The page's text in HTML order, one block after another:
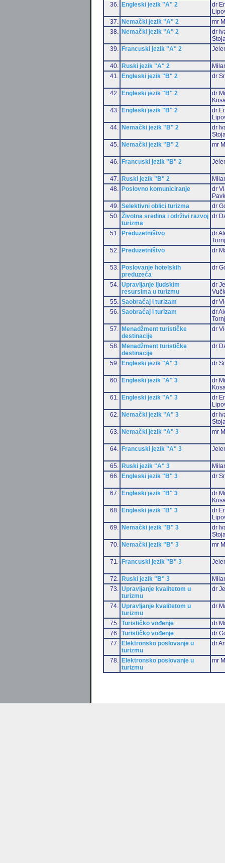
36.
Engleski jezik "A" 2
dr
37.
Nemački jezik "A" 2
mr
38.
Nemački jezik "A" 2
dr
39.
Francuski jezik "A" 2
40. Ruski jezik "A" 2
41.
Engleski jezik "B" 2 dr
42. Engleski jezik "B" 2
dr
43.
Engleski jezik "B" 2
dr
44.
Nemački jezik "B" 2
dr
45.
Nemački jezik "B" 2 mr
46. Francuski jezik "B" 2
47. Ruski jezik "B" 2
48.
Poslovno komuniciranje
dr
49.
Selektivni oblici turizma
dr
50.
Životna sredina i održivi razvoj
turizma
dr
51. Preduzetništvo
dr
52.
Preduzetništvo dr
53.
Poslovanje hotelskih
preduzeća
dr
54.
Upravljanje ljudskim
resursima u turizmu
dr
55.
Saobraćaj i turizam
dr
56.
Saobraćaj i turizam
dr
57.
Menadžment turističke
destinacije
dr
58.
Menadžment turističke
destinacije
dr
59. Engleski jezik "A" 3 dr
60. Engleski jezik "A" 3
dr
61.
Engleski jezik "A" 3
dr
62.
Nemački jezik "A" 3
dr
63.
Nemački jezik "A" 3 mr
64. Francuski jezik "A" 3
65. Ruski jezik "A" 3
66.
Engleski jezik "B" 3 dr
67. Engleski jezik "B" 3
dr
68.
Engleski jezik "B" 3
dr
69.
Nemački jezik "B" 3
dr
70.
Nemački jezik "B" 3 mr
71. Francuski jezik "B" 3
72. Ruski jezik "B" 3
73.
Upravljanje kvalitetom u
turizmu
dr
74.
Upravljanje kvalitetom u
turizmu
dr
75. Turističko vođenje
dr
76.
Turističko vođenje
dr
77.
Elektronsko poslovanje u
turizmu
dr
78.
Elektronsko poslovanje u
turizmu
mr